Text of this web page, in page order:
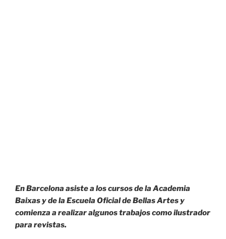
En Barcelona asiste a los cursos de la Academia
Baixas y de la Escuela Oficial de Bellas Artes y
comienza a realizar algunos trabajos como ilustrador
para revistas.